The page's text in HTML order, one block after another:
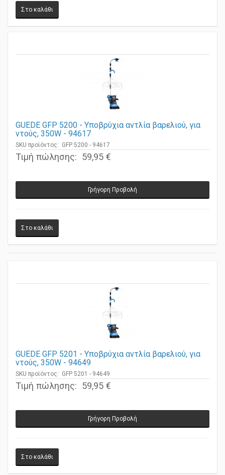
GUEDE GFP 5200 - Υποβρύχια αντλία βαρελιού, για
ντούς, 350W - 94617
SKU προϊόντος: GFP 5200 - 94617
Τιμή πώλησης: 59,95 €
GUEDE GFP 5201 - Υποβρύχια αντλία βαρελιού, για
ντούς, 350W - 94649
SKU προϊόντος: GFP 5201 - 94649
Τιμή πώλησης: 59,95 €